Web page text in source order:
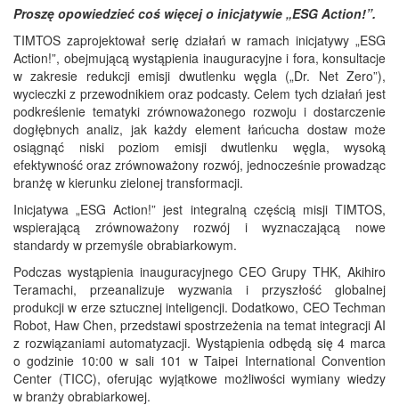
Proszę opowiedzieć coś więcej o inicjatywie „ESG Action!”.
TIMTOS zaprojektował serię działań w ramach inicjatywy „ESG
Action!”, obejmującą wystąpienia inauguracyjne i fora, konsultacje
w zakresie redukcji emisji dwutlenku węgla („Dr. Net Zero”),
wycieczki z przewodnikiem oraz podcasty. Celem tych działań jest
podkreślenie tematyki zrównoważonego rozwoju i dostarczenie
dogłębnych analiz, jak każdy element łańcucha dostaw może
osiągnąć niski poziom emisji dwutlenku węgla, wysoką
efektywność oraz zrównoważony rozwój, jednocześnie prowadząc
branżę w kierunku zielonej transformacji.
Inicjatywa „ESG Action!” jest integralną częścią misji TIMTOS,
wspierającą zrównoważony rozwój i wyznaczającą nowe
standardy w przemyśle obrabiarkowym.
Podczas wystąpienia inauguracyjnego CEO Grupy THK, Akihiro
Teramachi, przeanalizuje wyzwania i przyszłość globalnej
produkcji w erze sztucznej inteligencji. Dodatkowo, CEO Techman
Robot, Haw Chen, przedstawi spostrzeżenia na temat integracji AI
z rozwiązaniami automatyzacji. Wystąpienia odbędą się 4 marca
o godzinie 10:00 w sali 101 w Taipei International Convention
Center (TICC), oferując wyjątkowe możliwości wymiany wiedzy
w branży obrabiarkowej.